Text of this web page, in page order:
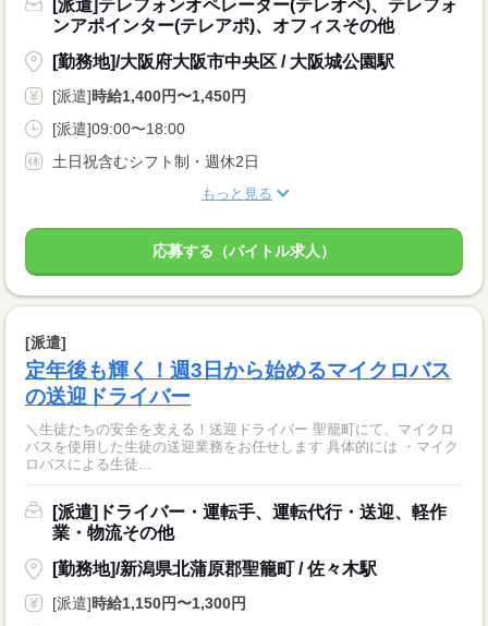
[派遣]テレフォンオペレーター(テレオペ)、テレフォ
ンアポインター(テレアポ)、オフィスその他
[勤務地]/大阪府大阪市中央区 / 大阪城公園駅
[派遣]時給1,400円〜1,450円
[派遣]09:00〜18:00
土日祝含むシフト制・週休2日
もっと見る
応募する（バイトル求人）
[派遣]
定年後も輝く！週3日から始めるマイクロバス
の送迎ドライバー
＼生徒たちの安全を支える！送迎ドライバー 聖籠町にて、マイクロ
バスを使用した生徒の送迎業務をお任せします 具体的には ・マイク
ロバスによる生徒...
[派遣]ドライバー・運転手、運転代行・送迎、軽作
業・物流その他
[勤務地]/新潟県北蒲原郡聖籠町 / 佐々木駅
[派遣]時給1,150円〜1,300円